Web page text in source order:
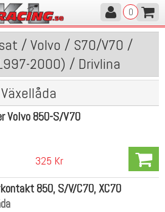
0
/ Volvo / S70/V70 /
2000) / Drivlina
Växellåda
Volvo 850-S/V70
325 Kr
850, S/V/C70, XC70